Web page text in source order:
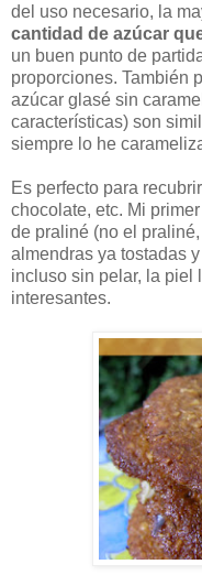
del uso necesario, la
cantidad de azúcar
un buen punto de
proporciones. También
azúcar glasé sin
características) son
siempre lo he
Es perfecto para
chocolate, etc. Mi
de praliné (no el
almendras ya tostadas
incluso sin pelar, la piel
interesantes.